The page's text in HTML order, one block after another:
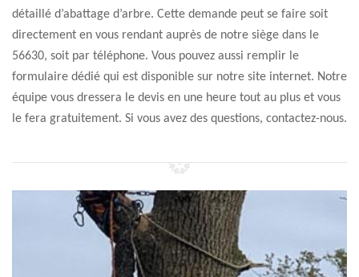
détaillé d’abattage d’arbre. Cette demande peut se faire soit
directement en vous rendant auprès de notre siège dans le
56630, soit par téléphone. Vous pouvez aussi remplir le
formulaire dédié qui est disponible sur notre site internet. Notre
équipe vous dressera le devis en une heure tout au plus et vous
le fera gratuitement. Si vous avez des questions, contactez-nous.